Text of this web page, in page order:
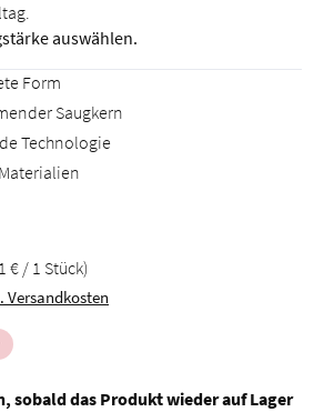
auswählen.
Form
Saugkern
Technologie
€ / 1 Stück)
Versandkosten
sobald das Produkt wieder auf Lager